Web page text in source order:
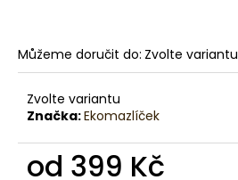
Můžeme doručit do: Zvolte variantu
Zvolte variantu
Značka:Ekomazlíček
od 399 Kč